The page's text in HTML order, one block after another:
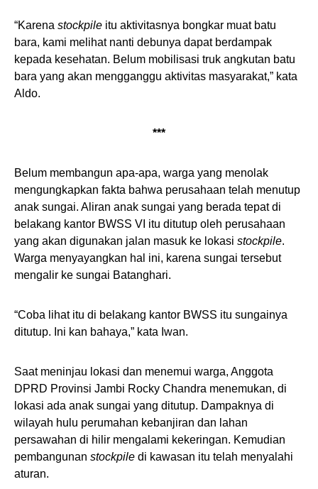
“Karena stockpile itu aktivitasnya bongkar muat batu
bara, kami melihat nanti debunya dapat berdampak
kepada kesehatan. Belum mobilisasi truk angkutan batu
bara yang akan mengganggu aktivitas masyarakat,” kata
Aldo.
***
Belum membangun apa-apa, warga yang menolak
mengungkapkan fakta bahwa perusahaan telah menutup
anak sungai. Aliran anak sungai yang berada tepat di
belakang kantor BWSS VI itu ditutup oleh perusahaan
yang akan digunakan jalan masuk ke lokasi stockpile.
Warga menyayangkan hal ini, karena sungai tersebut
mengalir ke sungai Batanghari.
“Coba lihat itu di belakang kantor BWSS itu sungainya
ditutup. Ini kan bahaya,” kata Iwan.
Saat meninjau lokasi dan menemui warga, Anggota
DPRD Provinsi Jambi Rocky Chandra menemukan, di
lokasi ada anak sungai yang ditutup. Dampaknya di
wilayah hulu perumahan kebanjiran dan lahan
persawahan di hilir mengalami kekeringan. Kemudian
pembangunan stockpile di kawasan itu telah menyalahi
aturan.